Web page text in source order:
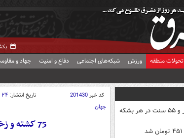
یکشنبه
تحولات منطقه ورزش شبکه‌های اجتماعی دفاع و امنیت جهاد و
قیمت نفت به ۸۳ دلار و ۵۵ سنت در هر بشکه
کد خبر201430 تاریخ انتشار: ۲۴ اسفند ۱۳۹۱ - ۱۹:۴۰
جهان
75 کشته و زخمی در انفجارهای امروز بغداد